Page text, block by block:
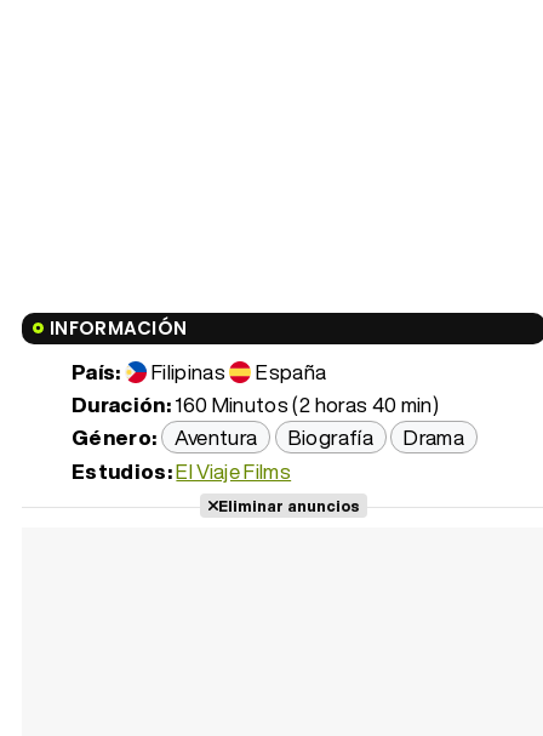
INFORMACIÓN
País: Filipinas
España
Duración:160 Minutos (2 horas 40 min)
Género: Aventura Biografía
Drama
Estudios:El Viaje Films
Eliminar anuncios